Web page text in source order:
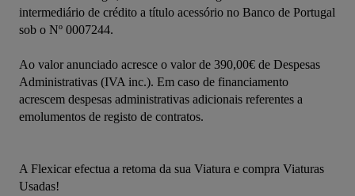
intermediário de crédito a título acessório no Banco de Portugal
sob o Nº 0007244.
Ao valor anunciado acresce o valor de 390,00€ de Despesas
Administrativas (IVA inc.). Em caso de financiamento
acrescem despesas administrativas adicionais referentes a
emolumentos de registo de contratos.
A Flexicar efectua a retoma da sua Viatura e compra Viaturas
Usadas!